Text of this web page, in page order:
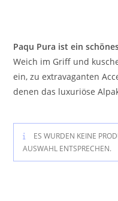
Paqu Pura ist ein
Weich im Griff und
ein, zu extravaganten
denen das luxuriöse
ES WURDEN KEINE
AUSWAHL ENTSPRECHEN.